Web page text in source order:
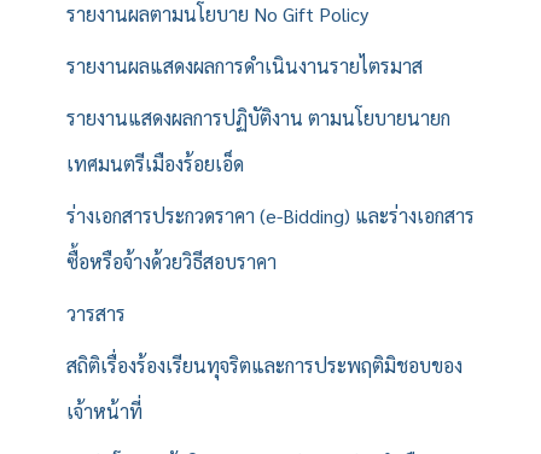
รายงานผลตามนโยบาย No Gift Policy
รายงานผลแสดงผลการดำเนินงานรายไตรมาส
รายงานแสดงผลการปฏิบัติงาน ตามนโยบายนายก
เทศมนตรีเมืองร้อยเอ็ด
ร่างเอกสารประกวดราคา (e-Bidding) และร่างเอกสาร
ซื้อหรือจ้างด้วยวิธีสอบราคา
วารสาร
สถิติเรื่องร้องเรียนทุจริตและการประพฤติมิชอบของ
เจ้าหน้าที่